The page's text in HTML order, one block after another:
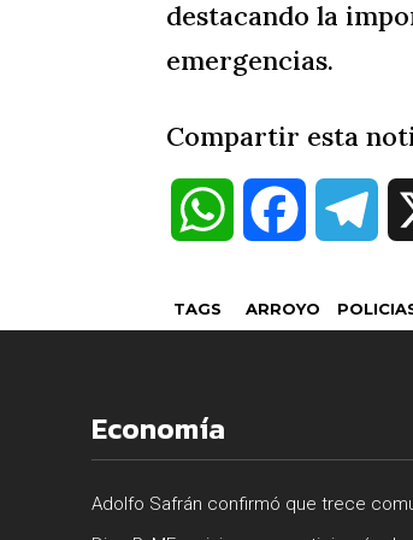
destacando la
emergencias.
Compartir esta
W
a
s
c
b
l
g
TAGS ARROYO
Economía
Adolfo Safrán confirmó que trece